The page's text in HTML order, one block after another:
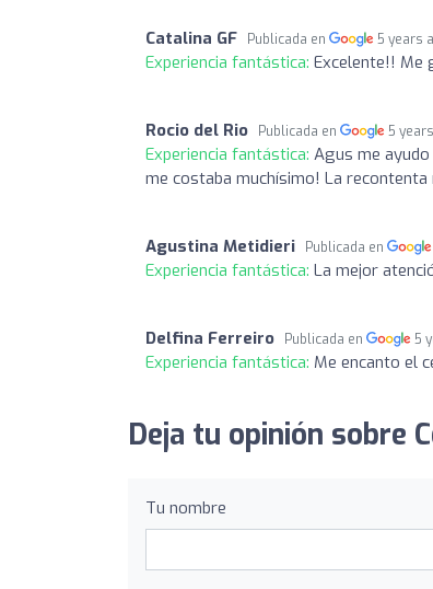
Catalina GF Publicada en 5 years
Experiencia fantástica: Excelente!! Me
Rocio del Rio Publicada en 5
Experiencia fantástica: Agus me
me costaba muchísimo! La recontenta
Agustina Metidieri Publicada en
Experiencia fantástica: La mejor
Delfina Ferreiro Publicada en 5
Experiencia fantástica: Me encanto el
Deja tu opinión sobre
Tu nombre